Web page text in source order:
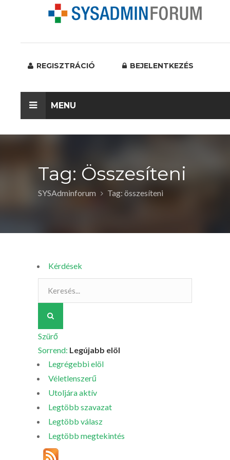
REGISZTRÁCIÓ BEJELENTKEZÉS
MENU
Tag: Összesíteni
SYSAdminforum Tag: összesíteni
Kérdések
Szürő
Sorrend: Legújabb elöl
Legrégebbi elöl
Véletlenszerű
Utoljára aktív
Legtöbb szavazat
Legtöbb válasz
Legtöbb megtekintés